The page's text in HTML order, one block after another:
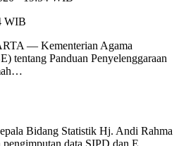
WIB
— Kementerian Agama
tentang Panduan Penyelenggaraan